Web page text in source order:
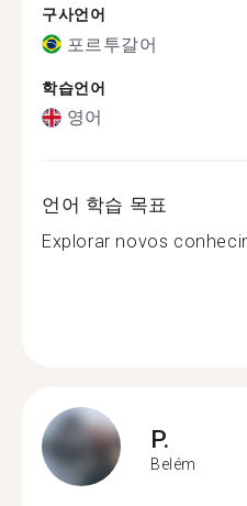
구사언어
포르투갈어
학습언어
영어
언어 학습 목표
Explorar novos
P.
Belém